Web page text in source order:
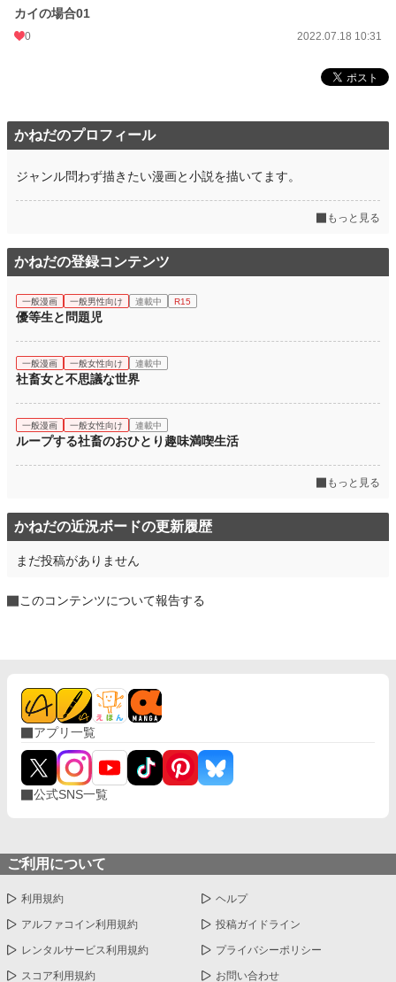
カイの場合01
0 2022.07.18 10:31
かねだのプロフィール
ジャンル問わず描きたい漫画と小説を描いてます。
もっと見る
かねだの登録コンテンツ
一般漫画 一般男性向け 連載中 R15
優等生と問題児
一般漫画 一般女性向け 連載中
社畜女と不思議な世界
一般漫画 一般女性向け 連載中
ループする社畜のおひとり趣味満喫生活
もっと見る
かねだの近況ボードの更新履歴
まだ投稿がありません
このコンテンツについて報告する
アプリ一覧
公式SNS一覧
ご利用について
利用規約 ヘルプ
アルファコイン利用規約 投稿ガイドライン
レンタルサービス利用規約 プライバシーポリシー
スコア利用規約 お問い合わせ